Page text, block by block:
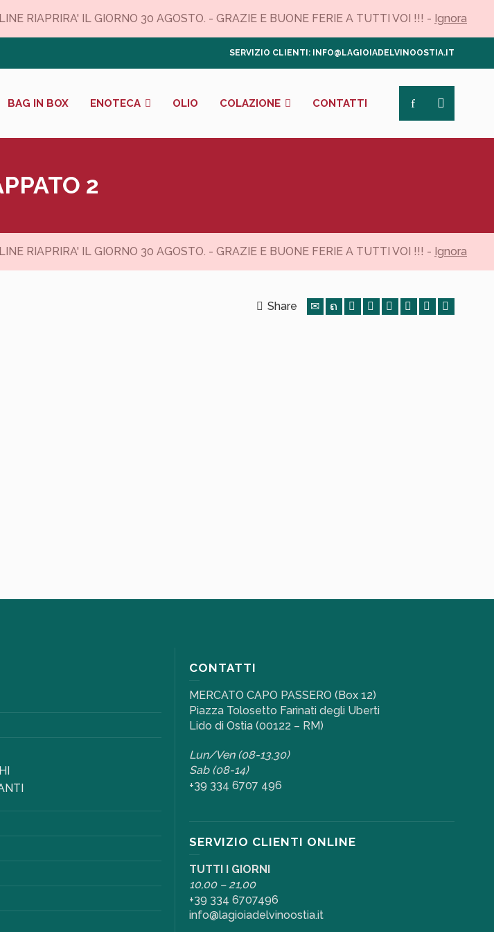
RIAPRIRA' IL GIORNO 30 AGOSTO. - GRAZIE E BUONE FERIE A TUTTI VOI !!! - Ignora
SERVIZIO CLIENTI: INFO@LAGIOIADELVINOOSTIA.IT
BAG IN BOX ENOTECA OLIO COLAZIONE CONTATTI
2
RIAPRIRA' IL GIORNO 30 AGOSTO. - GRAZIE E BUONE FERIE A TUTTI VOI !!! - Ignora
Share
CONTATTI
MERCATO CAPO PASSERO (Box 12)
Piazza Tolosetto Farinati degli Uberti
Lido di Ostia (00122 – RM)
Lun/Ven (08-13,30)
Sab (08-14)
+39 334 6707 496
SERVIZIO CLIENTI ONLINE
TUTTI I GIORNI
10,00 – 21,00
+39 334 6707496
info@lagioiadelvinoostia.it